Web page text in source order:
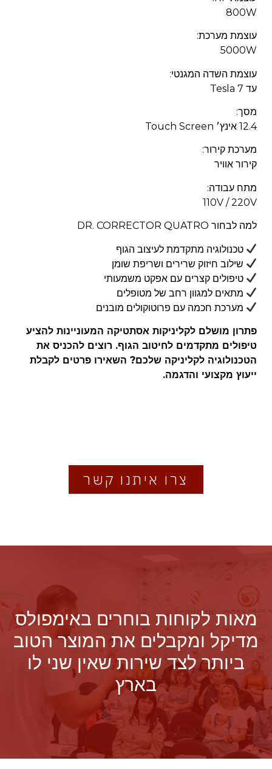
800W
עוצמת מערכת:
5000W
עוצמת השדה המגנטי:
עד 7 Tesla
מסך:
12.4 אינץ׳ Touch Screen
מערכת קירור:
קירור אוויר
מתח עבודה:
110V / 220V
למה לבחור DR. CORRECTOR QUATRO
טכנולוגיה מתקדמת לעיצוב הגוף
שילוב חיזוק שרירים ושריפת שומן
טיפולים קצרים עם אפקט משמעותי
מתאים למגוון רחב של מטופלים
מערכת חכמה עם פרוטוקולים מובנים
פתרון מושלם לקליניקות אסתטיקה המעוניינות להציע
טיפולים מתקדמים לחיטוב הגוף. רוצים להכניס את
הטכנולוגיה לקליניקה שלכם? השאירו פרטים לקבלת
ייעוץ מקצועי והדגמה.
צרו איתנו קשר
מאות לקוחות בוחרים באימפולס
מדיקל ומקבלים את המוצר הטוב
ביותר לצד שירות שאין שני לו
בארץ